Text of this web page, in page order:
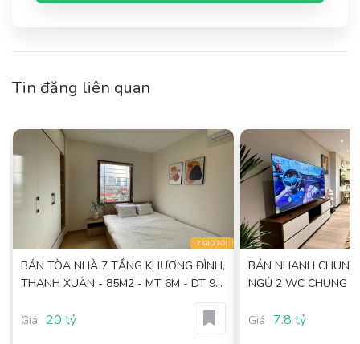
Tin đăng liên quan
7 GIỜ TỚI
BÁN TÒA NHÀ 7 TẦNG KHƯƠNG ĐÌNH,
THANH XUÂN - 85M2 - MT 6M - DT 90
Giá
20 tỷ
BÁN NHANH
NGỦ 2 WC CHUNG
Giá
7.8 tỷ